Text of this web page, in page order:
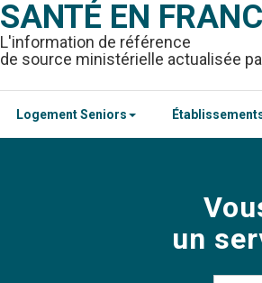
SANTÉ EN
L'information de référence
de source ministérielle actualisée
Logement Seniors
un